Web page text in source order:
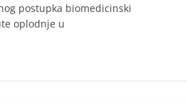
postupka biomedicinski
oplodnje u